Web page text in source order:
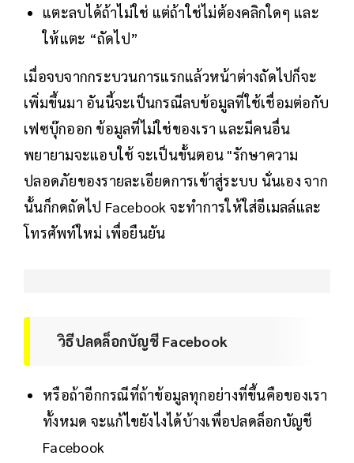
แตะลบได้ถ้าไม่ใช่ แต่ถ้าใช่ไม่ต้องคลิกใดๆ และ
ให้แตะ “ถัดไป”
เมื่อจบจากกระบวนการแรกแล้วหน้าต่างถัดไปก็จะ
เพิ่มขึ้นมา อันนี้จะเป็นกรณีลบข้อมูลที่ใช้เชื่อมต่อกับ
เฟซบุ๊กออก ข้อมูลที่ไม่ใช่ของเรา และมีคนอื่น
พยายามจะแอบใช้ จะเป็นขั้นตอน "รักษาความ
ปลอดภัยของรายละเอียดการเข้าสู่ระบบ นั่นเอง จาก
นั้นก็กดถัดไป Facebook จะทำการให้ใส่อีเมลล์และ
โทรศัพท์ใหม่ เพื่อยืนยัน
วิธีปลดล็อกบัญชี Facebook
หรือถ้าอีกกรณีที่ถ้าข้อมูลทุกอย่างที่ขึ้นคือของเรา
ทั้งหมด จะแก้ไขยังไงได้บ้างเพื่อปลดล็อกบัญชี
Facebook